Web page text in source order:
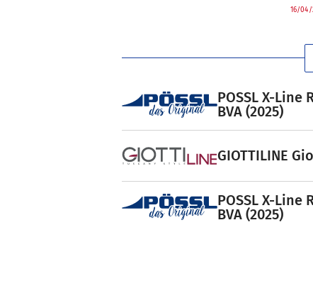
16/04/
POSSL X-Line
BVA (2025)
GIOTTILINE
POSSL X-Line
BVA (2025)